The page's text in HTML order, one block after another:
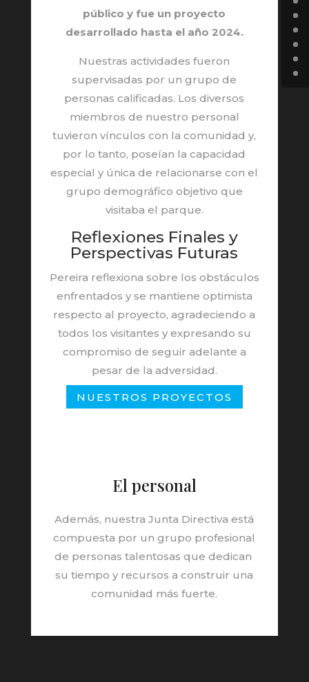
público y fue un proyecto
desarrollado hasta el año 2024.
Nuestras actividades fueron
supervisadas por un grupo de
personas calificadas. Los diversos
miembros de nuestro personal
tuvieron vínculos con la comunidad y,
por lo tanto, poseían la capacidad
especial y única de relacionarse con el
grupo demográfico objetivo que
visitaba el parque.
Reflexiones Finales y
Perspectivas Futuras
Pereira reflexiona sobre los obstáculos
enfrentados y se mantiene optimista
respecto al proyecto, agradeciendo a
todos los visitantes y expresando su
compromiso de seguir adelante a
pesar de la adversidad.
NUESTROS PROYECTOS
El personal
Además, nuestra Junta Directiva está
compuesta por un grupo profesional
de personas talentosas que dedican
su tiempo y recursos a construir una
comunidad más fuerte.